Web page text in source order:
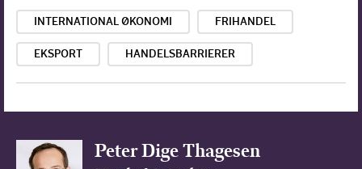
INTERNATIONAL ØKONOMI FRIHANDEL
EKSPORT HANDELSBARRIERER
Peter Dige Thagesen